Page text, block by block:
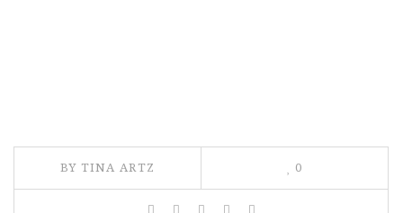
BY TINA ARTZ 0